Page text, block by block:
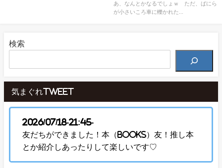
あ、なんとかなるでしょｗ ただ、ばにら
が小さいころ車に轢かれた...
検索
気まぐれTweet
2026/07/18-21:45-
友だちができました！本（Books）友！推し本
とか紹介しあったりして楽しいです♡